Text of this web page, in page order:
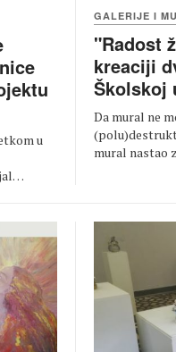
u
GALERIJE I
"Radost
kreaciji
Školskoj
Da mural ne
mural nastao